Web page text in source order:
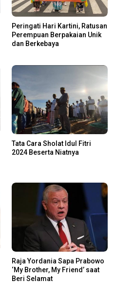
Peringati Hari Kartini, Ratusan
Perempuan Berpakaian Unik
dan Berkebaya
Tata Cara Sholat Idul Fitri
2024 Beserta Niatnya
Raja Yordania Sapa Prabowo
‘My Brother, My Friend’ saat
Beri Selamat